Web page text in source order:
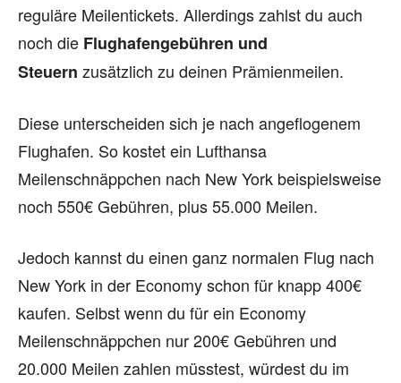
reguläre Meilentickets. Allerdings zahlst du auch
noch die Flughafengebühren und
Steuern zusätzlich zu deinen Prämienmeilen.
Diese unterscheiden sich je nach angeflogenem
Flughafen. So kostet ein Lufthansa
Meilenschnäppchen nach New York beispielsweise
noch 550€ Gebühren, plus 55.000 Meilen.
Jedoch kannst du einen ganz normalen Flug nach
New York in der Economy schon für knapp 400€
kaufen. Selbst wenn du für ein Economy
Meilenschnäppchen nur 200€ Gebühren und
20.000 Meilen zahlen müsstest, würdest du im